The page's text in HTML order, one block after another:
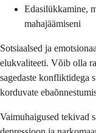
Edasilükkamine,
mahajäämiseni
Sotsiaalsed ja
elukvaliteeti. Võib olla
sagedaste konfliktidega
korduvate
Vaimuhaigused tekivad